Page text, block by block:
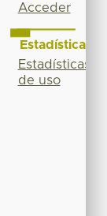
Acceder
Estadísticas
Estadísticas
de uso